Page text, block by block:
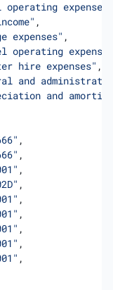
operating
,
expenses" ,
operating
hire expenses" ,
and
and
,
,
,
,
,
,
,
,
,